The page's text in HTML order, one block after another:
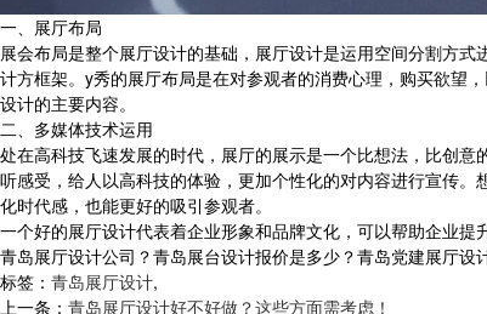
一、展厅布局
展会布局是整个展厅设计的基础，展厅设计是运用空间分割方
计方框架。y秀的展厅布局是在对参观者的消费心理，购买欲望
设计的主要内容。
二、多媒体技术运用
处在高科技飞速发展的时代，展厅的展示是一个比想法，比创
听感受，给人以高科技的体验，更加个性化的对内容进行宣传
化时代感，也能更好的吸引参观者。
一个好的展厅设计代表着企业形象和品牌文化，可以帮助企业
青岛展厅设计公司？青岛展台设计报价是多少？青岛党建展厅
标签： 青岛展厅设计,
上一条： 青岛展厅设计好不好做？这些方面需考虑！